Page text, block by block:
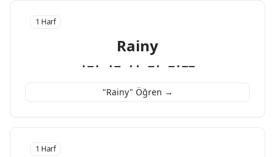
1 Harf
Rainy
·−· ·− ·· −· −·−−
"Rainy" Öğren →
1 Harf